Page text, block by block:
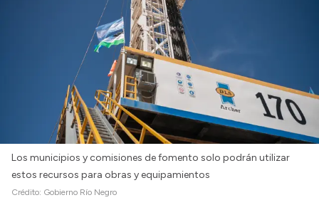
Los municipios y comisiones de fomento solo podrán utilizar
estos recursos para obras y equipamientos
Crédito: Gobierno Río Negro